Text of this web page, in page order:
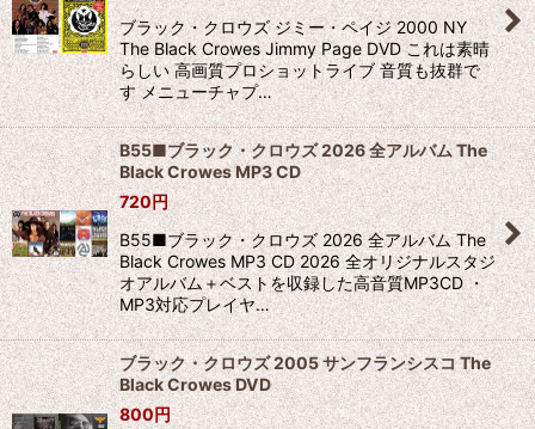
ブラック・クロウズ ジミー・ペイジ 2000 NY
The Black Crowes Jimmy Page DVD これは素晴
らしい 高画質プロショットライブ 音質も抜群で
す メニューチャプ…
B55■ブラック・クロウズ 2026 全アルバム The
Black Crowes MP3 CD
720円
B55■ブラック・クロウズ 2026 全アルバム The
Black Crowes MP3 CD 2026 全オリジナルスタジ
オアルバム＋ベストを収録した高音質MP3CD ・
MP3対応プレイヤ…
ブラック・クロウズ 2005 サンフランシスコ The
Black Crowes DVD
800円